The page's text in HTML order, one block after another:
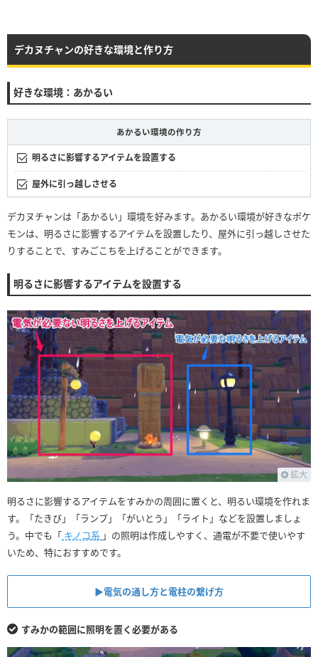
デカヌチャンの好きな環境と作り方
好きな環境：あかるい
あかるい環境の作り方
明るさに影響するアイテムを設置する
屋外に引っ越しさせる
デカヌチャンは「あかるい」環境を好みます。あかるい環境が好きなポケ
モンは、明るさに影響するアイテムを設置したり、屋外に引っ越しさせた
りすることで、すみごこちを上げることができます。
明るさに影響するアイテムを設置する
拡大
明るさに影響するアイテムをすみかの周囲に置くと、明るい環境を作れま
す。「たきび」「ランプ」「がいとう」「ライト」などを設置しましょ
う。中でも「 キノコ系 」の照明は作成しやすく、通電が不要で使いやす
いため、特におすすめです。
▶︎電気の通し方と電柱の繋げ方
すみかの範囲に照明を置く必要がある